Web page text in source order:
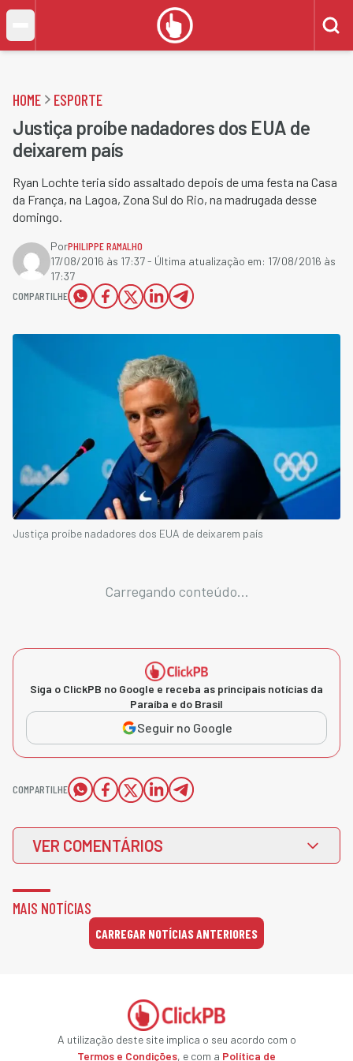
HOME ESPORTE
Justiça proíbe nadadores dos EUA de
deixarem país
Ryan Lochte teria sido assaltado depois de uma festa na Casa
da França, na Lagoa, Zona Sul do Rio, na madrugada desse
domingo.
PorPHILIPPE RAMALHO
17/08/2016 às 17:37- Última atualização em: 17/08/2016 às
17:37
COMPARTILHE
Justiça proíbe nadadores dos EUA de deixarem país
Carregando conteúdo...
Siga o ClickPB no Google e receba as principais notícias da
Paraíba e do Brasil
Seguir no Google
COMPARTILHE
VER COMENTÁRIOS
MAIS NOTÍCIAS
CARREGAR NOTÍCIAS ANTERIORES
A utilização deste site implica o seu acordo com o
Termos e Condições, e com a Política de